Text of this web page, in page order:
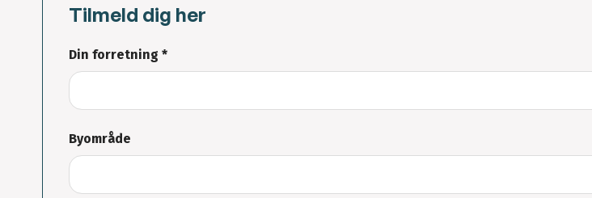
Tilmeld dig her
Din forretning *
Byområde